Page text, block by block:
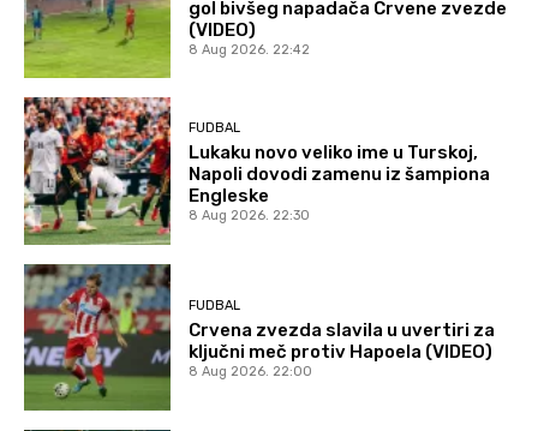
gol bivšeg napadača Crvene zvezde
(VIDEO)
8 Aug 2026. 22:42
FUDBAL
Lukaku novo veliko ime u Turskoj,
Napoli dovodi zamenu iz šampiona
Engleske
8 Aug 2026. 22:30
FUDBAL
Crvena zvezda slavila u uvertiri za
ključni meč protiv Hapoela (VIDEO)
8 Aug 2026. 22:00